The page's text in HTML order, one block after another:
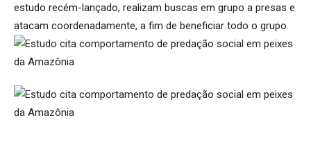
estudo recém-lançado, realizam buscas em grupo a presas e
atacam coordenadamente, a fim de beneficiar todo o grupo.